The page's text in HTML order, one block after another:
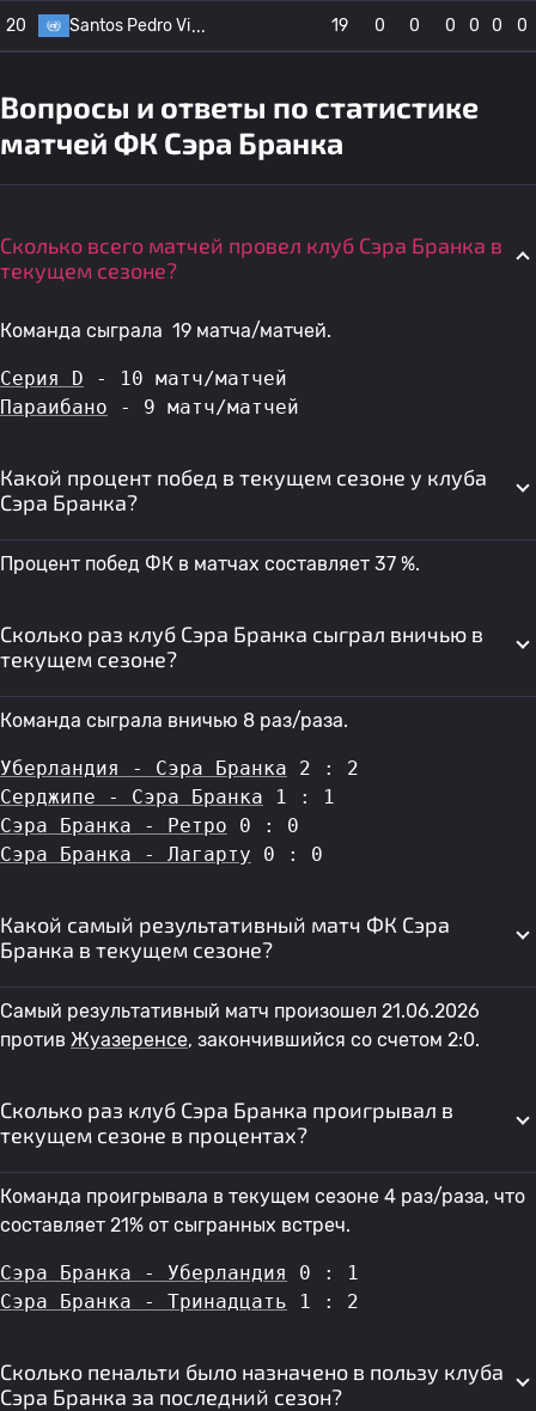
20 Santos Pedro Vi 19 0 0 0 0 0 0
Вопросы и ответы по статистике
матчей ФК Сэра Бранка
Сколько всего матчей провел клуб Сэра Бранка в
текущем сезоне?
Команда сыграла 19 матча/матчей.
Серия D - 10 матч/матчей
Параибано - 9 матч/матчей
Какой процент побед в текущем сезоне у клуба
Сэра Бранка?
Процент побед ФК в матчах составляет 37 %.
Сколько раз клуб Сэра Бранка сыграл вничью в
текущем сезоне?
Команда сыграла вничью 8 раз/раза.
Уберландия - Сэра Бранка 2 : 2
Серджипе - Сэра Бранка 1 : 1
Сэра Бранка - Ретро 0 : 0
Сэра Бранка - Лагарту 0 : 0
Какой самый результативный матч ФК Сэра
Бранка в текущем сезоне?
Самый результативный матч произошел 21.06.2026
против Жуазеренсе, закончившийся со счетом 2:0.
Сколько раз клуб Сэра Бранка проигрывал в
текущем сезоне в процентах?
Команда проигрывала в текущем сезоне 4 раз/раза, что
составляет 21% от сыгранных встреч.
Сэра Бранка - Уберландия
0 : 1
Сэра Бранка - Тринадцать 1 : 2
Сколько пенальти было назначено в пользу клуба
Сэра Бранка за последний сезон?